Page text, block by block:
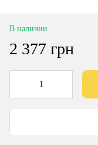
В наличии
2 377 грн